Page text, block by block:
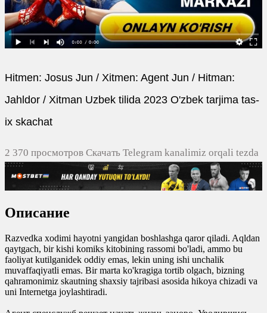
Hitmen: Josus Jun / Xitmen: Agent Jun / Hitman:
Jahldor / Xitman Uzbek tilida 2023 O'zbek tarjima tas-
ix skachat
2 370 просмотров Скачать Telegram kanalimiz orqali tezda
yuklash
0
Описание
Razvedka xodimi hayotni yangidan boshlashga qaror qiladi. Aqldan
qaytgach, bir kishi komiks kitobining rassomi bo'ladi, ammo bu
faoliyat kutilganidek oddiy emas, lekin uning ishi unchalik
muvaffaqiyatli emas. Bir marta ko'kragiga tortib olgach, bizning
qahramonimiz skautning shaxsiy tajribasi asosida hikoya chizadi va
uni Internetga joylashtiradi.